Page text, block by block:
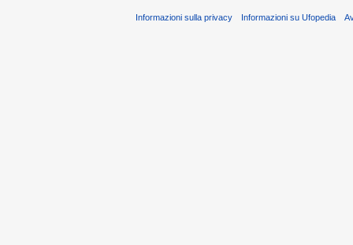
Informazioni sulla privacy Informazioni su Ufopedia